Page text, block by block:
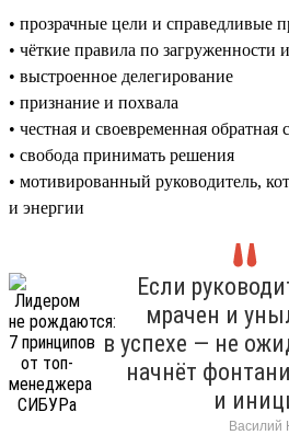
• прозрачные цели и справедливые
• чёткие правила по загруженности
• выстроенное делегирование
• признание и похвала
• честная и своевременная обратная
• свобода принимать решения
• мотивированный руководитель,
и энергии
Если
мрачен и
в успехе — не
начнёт
и
Василий